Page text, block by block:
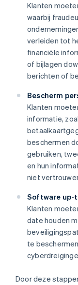
Klanten
waarbij
verleiden tot
financiële
of bijlagen
berichten of
Bescherm
Klanten
informatie,
beschermen
gebruiken,
en hun
niet
Software up-
Klanten
date houden
te
Door deze